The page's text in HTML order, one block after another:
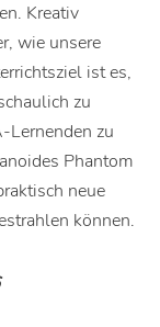
Kreativ
wie unsere
ist es,
zu
Lernenden zu
Phantom
neue
können.